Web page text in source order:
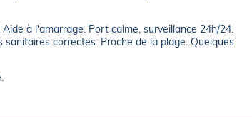
à l'amarrage. Port calme, surveillance 24h/24.
correctes. Proche de la plage. Quelques